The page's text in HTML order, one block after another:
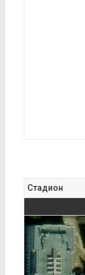
Стадион